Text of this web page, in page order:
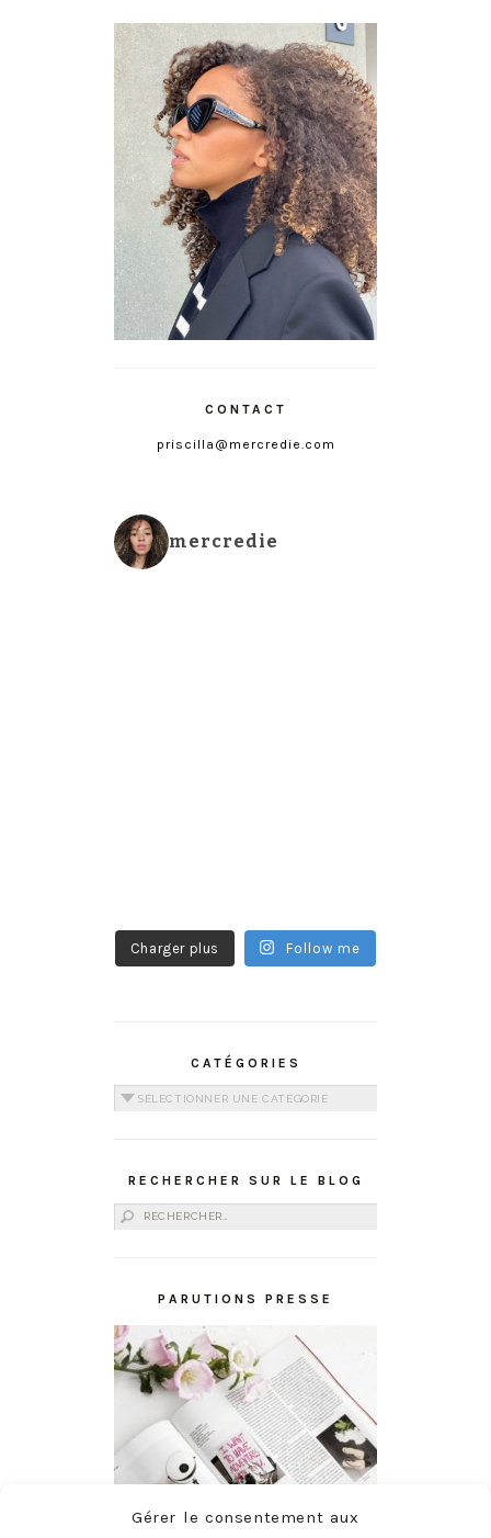
Gérer le consentement aux
CONTACT
priscilla@mercredie.com
mercredie
Charger plus Follow me
CATÉGORIES
Catégories
RECHERCHER SUR LE BLOG
Rechercher :
PARUTIONS PRESSE